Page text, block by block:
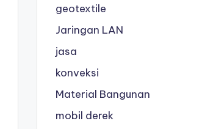
geotextile
Jaringan LAN
jasa
konveksi
Material Bangunan
mobil derek